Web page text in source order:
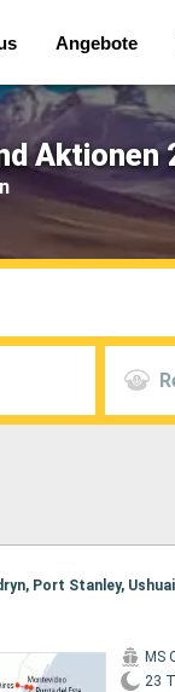
Angebote
Aktionen
MS
23 T